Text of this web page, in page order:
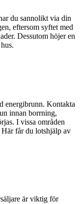
du sannolikt via din
eftersom syftet med
Dessutom höjer en
energibrunn. Kontakta
innan borrning,
I vissa områden
får du lotshjälp av
är viktig för